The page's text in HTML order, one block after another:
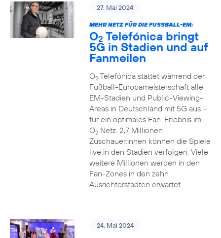
27. Mai 2024
MEHR NETZ FÜR DIE FUSSBALL-EM:
O2 Telefónica bringt
5G in Stadien und auf
Fanmeilen
O2Telefónica stattet während der
Fußball-Europameisterschaft alle
EM-Stadien und Public-Viewing-
Areas in Deutschland mit 5G aus –
für ein optimales Fan-Erlebnis im
O2Netz. 2,7 Millionen
Zuschauer:innen können die Spiele
live in den Stadien verfolgen. Viele
weitere Millionen werden in den
Fan-Zones in den zehn
Ausrichterstädten erwartet.
24. Mai 2024